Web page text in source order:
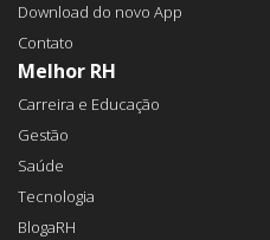
Download do novo App
Contato
Melhor RH
Carreira e Educação
Gestão
Saúde
Tecnologia
BlogaRH